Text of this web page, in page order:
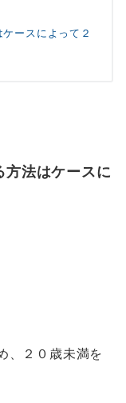
ースによって２
方法はケースに
、２０歳未満を